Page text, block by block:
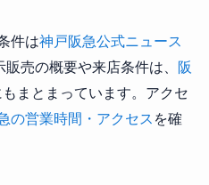
件は神戸阪急公式ニュース
売の概要や来店条件は、 阪
もまとまっています。アクセ
の営業時間・アクセスを確